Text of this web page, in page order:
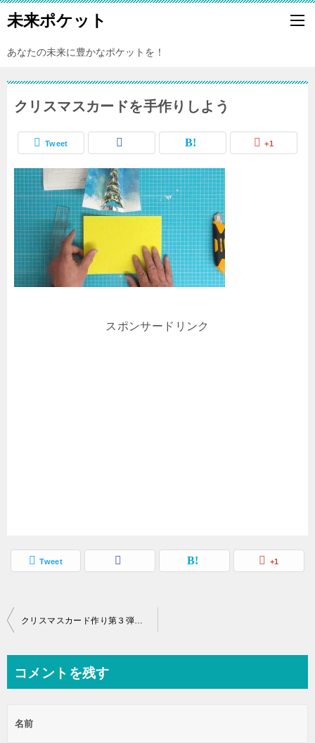
未来ポケット
あなたの未来に豊かなポケットを！
クリスマスカードを手作りしよう
Tweet +1
スポンサードリンク
Tweet +1
投
ビ
ー
クリスマスカード作り第３弾 子どもとも作れる飛び出す仕組みの立体ツリーをダウンロード
コメントを残す
名前